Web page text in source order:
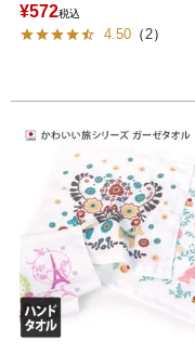
¥572税込
4.50 （2）